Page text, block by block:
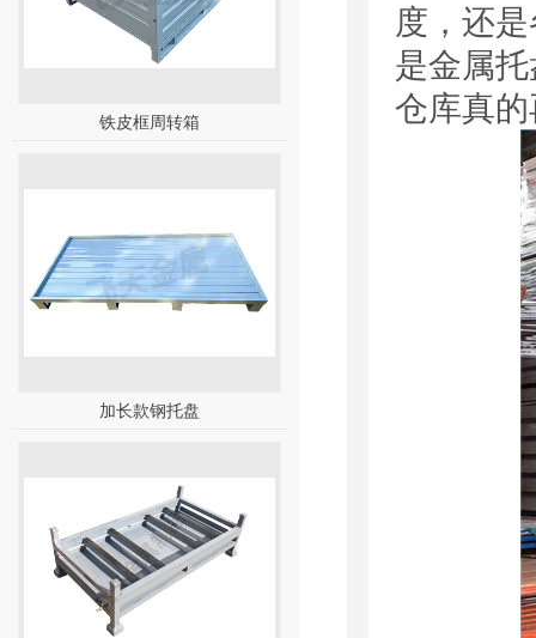
铁皮框周转箱
加长款钢托盘
度，还
是金属
仓库真